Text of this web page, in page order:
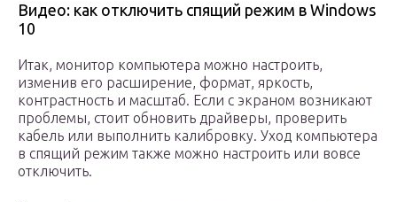
Видео: как отключить спящий режим в Windows
10
Итак, монитор компьютера можно настроить,
изменив его расширение, формат, яркость,
контрастность и масштаб. Если с экраном возникают
проблемы, стоит обновить драйверы, проверить
кабель или выполнить калибровку. Уход компьютера
в спящий режим также можно настроить или вовсе
отключить.